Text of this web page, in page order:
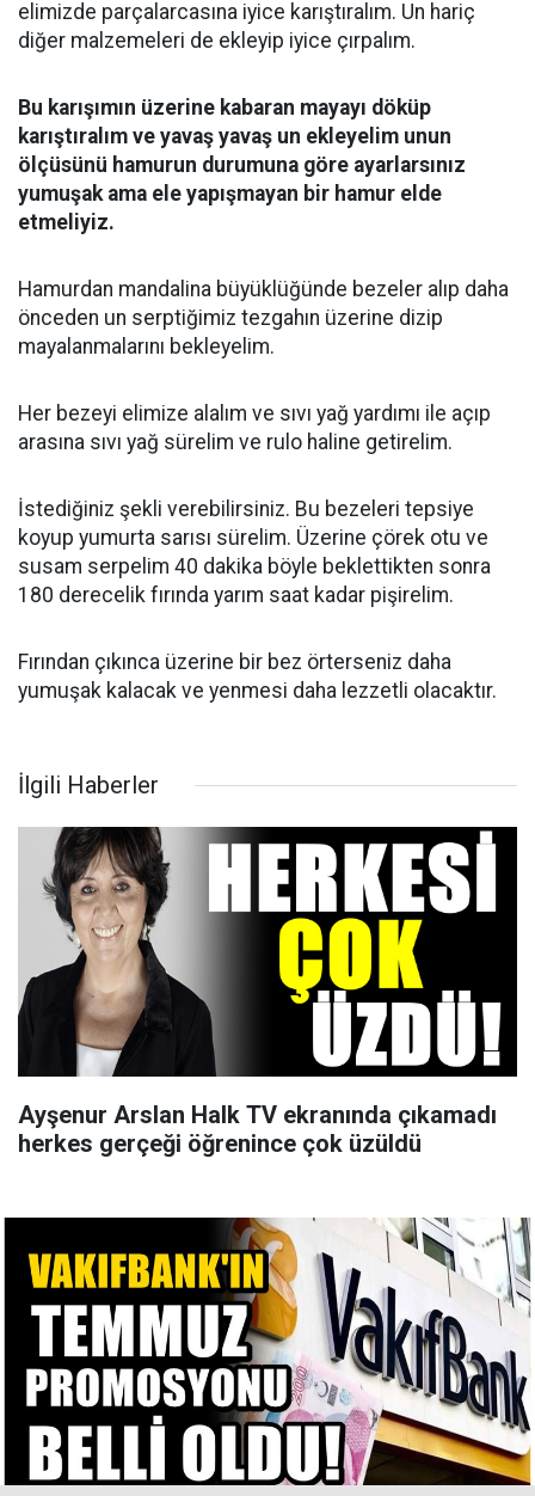
elimizde parçalarcasına iyice karıştıralım. Un hariç
diğer malzemeleri de ekleyip iyice çırpalım.
Bu karışımın üzerine kabaran mayayı döküp
karıştıralım ve yavaş yavaş un ekleyelim unun
ölçüsünü hamurun durumuna göre ayarlarsınız
yumuşak ama ele yapışmayan bir hamur elde
etmeliyiz.
Hamurdan mandalina büyüklüğünde bezeler alıp daha
önceden un serptiğimiz tezgahın üzerine dizip
mayalanmalarını bekleyelim.
Her bezeyi elimize alalım ve sıvı yağ yardımı ile açıp
arasına sıvı yağ sürelim ve rulo haline getirelim.
İstediğiniz şekli verebilirsiniz. Bu bezeleri tepsiye
koyup yumurta sarısı sürelim. Üzerine çörek otu ve
susam serpelim 40 dakika böyle beklettikten sonra
180 derecelik fırında yarım saat kadar pişirelim.
Fırından çıkınca üzerine bir bez örterseniz daha
yumuşak kalacak ve yenmesi daha lezzetli olacaktır.
İlgili Haberler
Ayşenur Arslan Halk TV ekranında çıkamadı
herkes gerçeği öğrenince çok üzüldü